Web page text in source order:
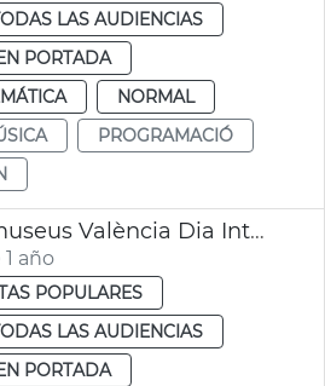
LAS AUDIENCIAS
PORTADA
NORMAL
PROGRAMACIÓ
Programació museus València Dia Internacional dels Museus
año
POPULARES
LAS AUDIENCIAS
PORTADA